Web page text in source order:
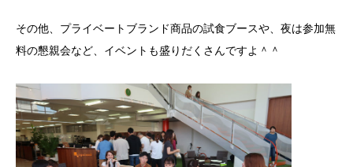
その他、プライベートブランド商品の試食ブースや、夜は参加無
料の懇親会など、イベントも盛りだくさんですよ＾＾